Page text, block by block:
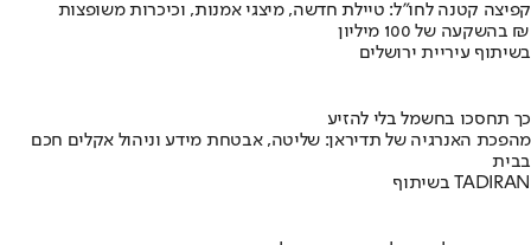
קפיצה קטנה לחו"ל: טיילת חדשה, מיצגי אמנות, וכיכרות משופצות
בהשקעה של 100 מיליון ₪
בשיתוף עיריית ירושלים
כך תחסכו בחשמל בלי להזיע
מהפכת האנרגיה של תדיראן: שליטה, אבטחת מידע וניהול אקלים חכם
בבית
בשיתוף TADIRAN